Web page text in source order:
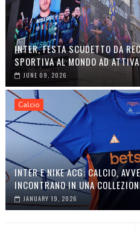
INTER, FESTA SCUDETTO DA
SPORTIVA AL MONDO AD
JUNE 09, 2026
Calcio
INTER E NIKE ACG: CALCIO,
INCONTRANO IN UNA
JANUARY 19, 2026